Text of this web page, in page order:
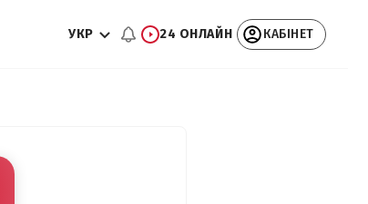
УКР 24 ОНЛАЙН КАБІНЕТ